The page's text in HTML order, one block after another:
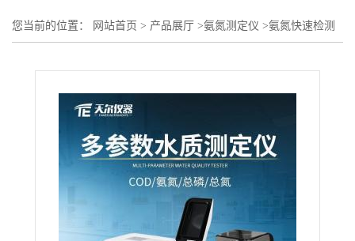
您当前的位置： 网站首页 > 产品展厅 >氨氮测定仪 >氨氮快速检测